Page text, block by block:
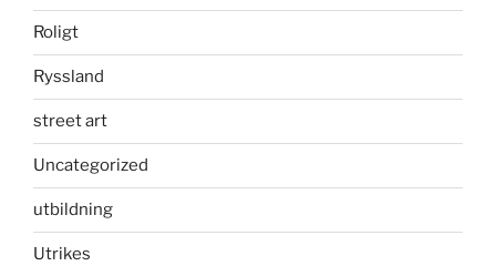
Roligt
Ryssland
street art
Uncategorized
utbildning
Utrikes